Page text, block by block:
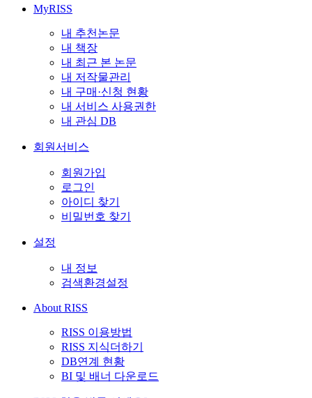
MyRISS
내 추천논문
내 책장
내 최근 본 논문
내 저작물관리
내 구매·신청 현황
내 서비스 사용권한
내 관심 DB
회원서비스
회원가입
로그인
아이디 찾기
비밀번호 찾기
설정
내 정보
검색환경설정
About RISS
RISS 이용방법
RISS 지식더하기
DB연계 현황
BI 및 배너 다운로드